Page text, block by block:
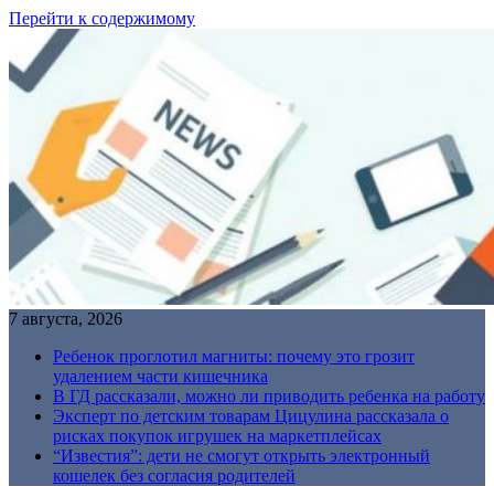
Перейти к содержимому
7 августа, 2026
Ребенок проглотил магниты: почему это грозит
удалением части кишечника
В ГД рассказали, можно ли приводить ребенка на работу
Эксперт по детским товарам Цицулина рассказала о
рисках покупок игрушек на маркетплейсах
“Известия”: дети не смогут открыть электронный
кошелек без согласия родителей